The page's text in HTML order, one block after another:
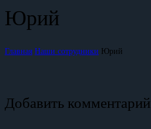
Юрий
Главная Наши сотрудники Юрий
Добавить комментарий